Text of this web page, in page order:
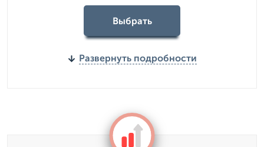
Выбрать
Развернуть подробности